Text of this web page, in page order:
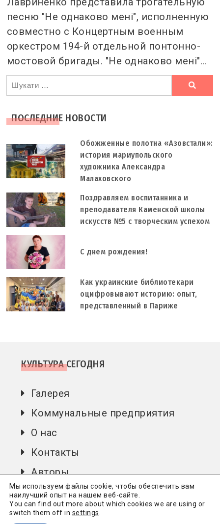
песню "Не однаково мені", исполненную
совместно с Концертным военным
оркестром 194-й отдельной понтонно-
мостовой бригады. "Не однаково мені"…
Ви
шукали
ПОСЛЕДНИЕ НОВОСТИ
Обожженные полотна «Азовстали»:
история мариупольского
художника Александра
Малаховского
Поздравляем воспитанника и
преподавателя Каменской школы
искусств №5 с творческим успехом
С днем рождения!
Как украинские библиотекари
оцифровывают историю: опыт,
представленный в Париже
КУЛЬТУРА СЕГОДНЯ
Галерея
Коммунальные предприятия
О нас
Контакты
Авторы
Культура сьогодні
Мы используем файлы cookie, чтобы обеспечить вам
наилучший опыт на нашем веб-сайте.
You can find out more about which cookies we are using or
switch them off in settings